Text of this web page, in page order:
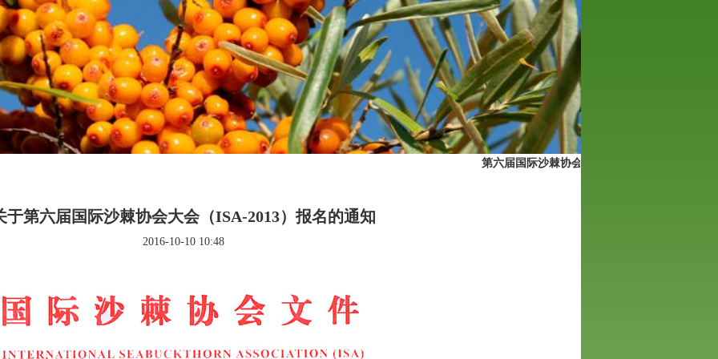
第六届国际沙棘协会大会（ISA2013）在德国波
于第六届国际沙棘协会大会（ISA-2013）报名的通知
2016-10-10 10:48